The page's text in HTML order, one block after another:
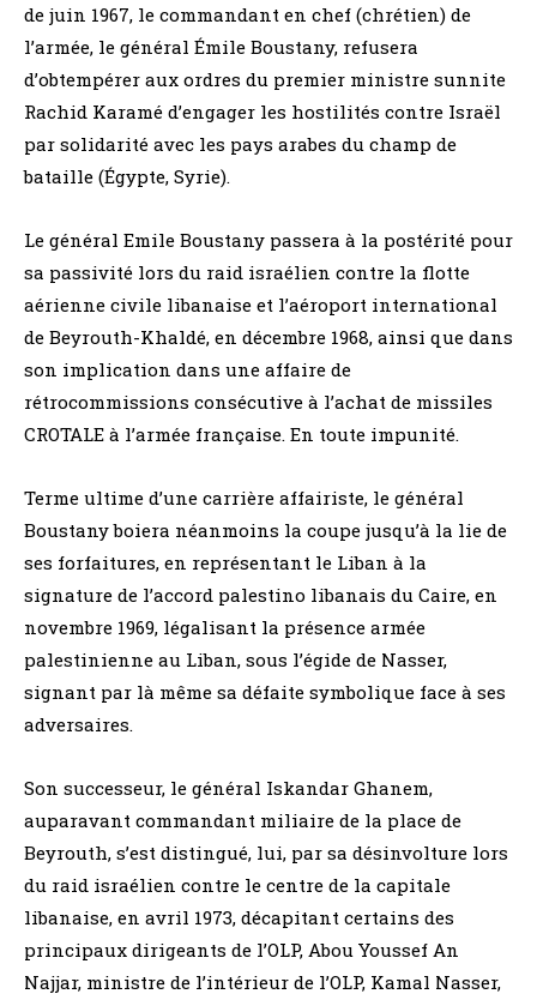
de juin 1967, le commandant en chef (chrétien) de
l’armée, le général Émile Boustany, refusera
d’obtempérer aux ordres du premier ministre sunnite
Rachid Karamé d’engager les hostilités contre Israël
par solidarité avec les pays arabes du champ de
bataille (Égypte, Syrie).
Le général Emile Boustany passera à la postérité pour
sa passivité lors du raid israélien contre la flotte
aérienne civile libanaise et l’aéroport international
de Beyrouth-Khaldé, en décembre 1968, ainsi que dans
son implication dans une affaire de
rétrocommissions consécutive à l’achat de missiles
CROTALE à l’armée française. En toute impunité.
Terme ultime d’une carrière affairiste, le général
Boustany boiera néanmoins la coupe jusqu’à la lie de
ses forfaitures, en représentant le Liban à la
signature de l’accord palestino libanais du Caire, en
novembre 1969, légalisant la présence armée
palestinienne au Liban, sous l’égide de Nasser,
signant par là même sa défaite symbolique face à ses
adversaires.
Son successeur, le général Iskandar Ghanem,
auparavant commandant miliaire de la place de
Beyrouth, s’est distingué, lui, par sa désinvolture lors
du raid israélien contre le centre de la capitale
libanaise, en avril 1973, décapitant certains des
principaux dirigeants de l’OLP, Abou Youssef An
Najjar, ministre de l’intérieur de l’OLP, Kamal Nasser,